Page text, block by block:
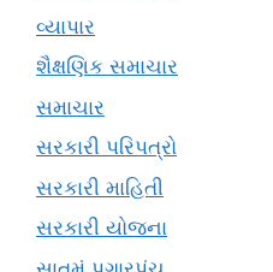
વ્યાપાર
શૈક્ષણિક સમાચાર
સમાચાર
સરકારી પરિપત્રો
સરકારી માહિતી
સરકારી યોજના